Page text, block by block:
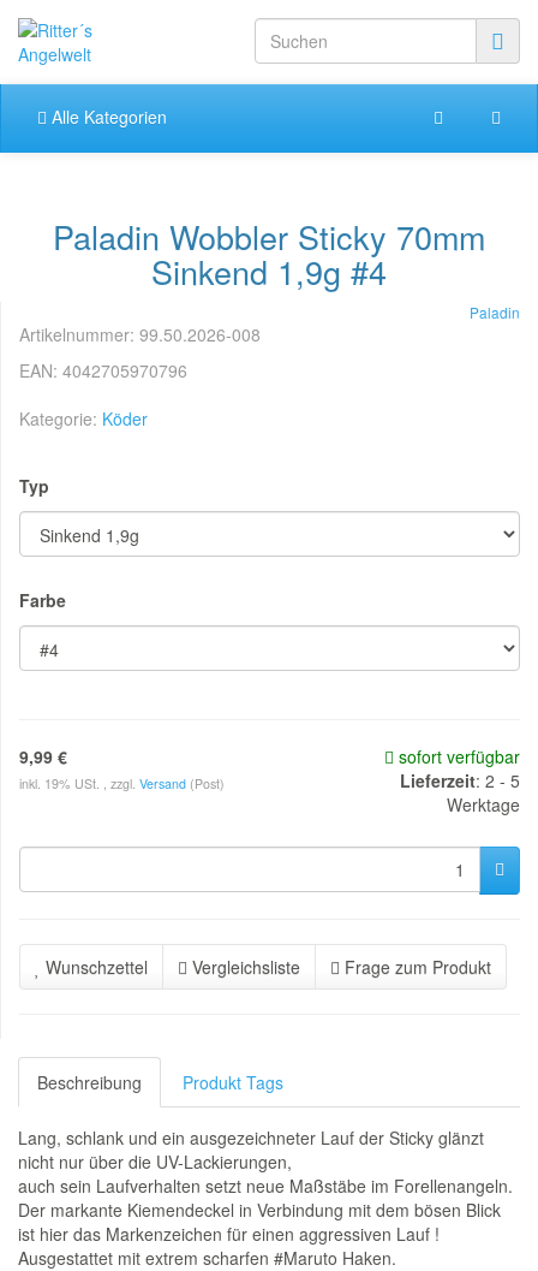
Alle Kategorien
Paladin Wobbler Sticky 70mm
Sinkend 1,9g #4
Paladin
Artikelnummer: 99.50.2026-008
EAN: 4042705970796
Kategorie: Köder
Typ
Farbe
9,99 €
inkl. 19% USt. , zzgl. Versand (Post)
sofort verfügbar
Lieferzeit: 2 - 5
Werktage
Wunschzettel Vergleichsliste Frage zum Produkt
Beschreibung Produkt Tags
Lang, schlank und ein ausgezeichneter Lauf der Sticky glänzt
nicht nur über die UV-Lackierungen,
auch sein Laufverhalten setzt neue Maßstäbe im Forellenangeln.
Der markante Kiemendeckel in Verbindung mit dem bösen Blick
ist hier das Markenzeichen für einen aggressiven Lauf !
Ausgestattet mit extrem scharfen #Maruto Haken.